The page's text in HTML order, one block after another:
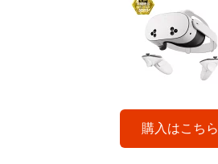
購入はこちら